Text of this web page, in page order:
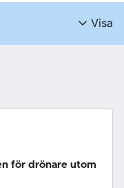
Visa
för drönare utom